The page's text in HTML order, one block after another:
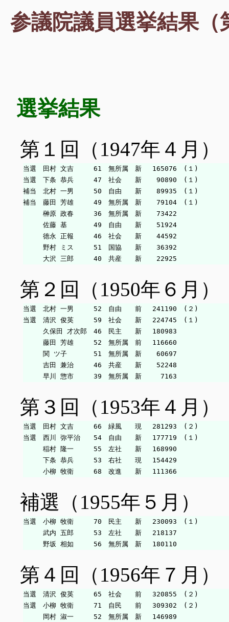
参議院議員選挙結果
選挙結果
第１回（1947年４月）
当選　田村 文吉　　　61　無所属　新　 165076　(１)
当選　下条 恭兵　　　47　社会　　新　  90890　(１)
補当　北村 一男　　　50　自由　　新　  89935　(１)
補当　藤田 芳雄　　　49　無所属　新　  79104　(１)
榊原 政春　　　36　無所属　新　  73422
佐藤 基　　　　49　自由　　新　  51924
徳永 正報　　　46　社会　　新　  44592
野村 ミス　　　51　国協　　新　  36392
第２回（1950年６月）
当選　北村 一男　　　52　自由　　前　 241190　(２)
当選　清沢 俊英　　　59　社会　　新　 224745　(１)
久保田 才次郎　46　民主　　新　 180983
藤田 芳雄　　　52　無所属　前　 116660
関 ツ子　　　　51　無所属　新　  60697
吉田 兼治　　　46　共産　　新　  52248
第３回（1953年４月）
当選　田村 文吉　　　66　緑風　　現　 281293　(２)
当選　西川 弥平治　　54　自由　　新　 177719　(１)
稲村 隆一　　　55　左社　　新　 168990
下条 恭兵　　　53　右社　　現　 154429
補選（1955年５月）
当選　小柳 牧衛　　　70　民主　　新　 230093　(１)
武内 五郎　　　53　左社　　新　 218137
第４回（1956年７月）
当選　清沢 俊英　　　65　社会　　前　 320855　(２)
当選　小柳 牧衛　　　71　自民　　前　 309302　(２)
岡村 淑一　　　52　無所属　新　 146989